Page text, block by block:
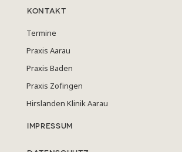
KONTAKT
Termine
Praxis Aarau
Praxis Baden
Praxis Zofingen
Hirslanden Klinik Aarau
IMPRESSUM